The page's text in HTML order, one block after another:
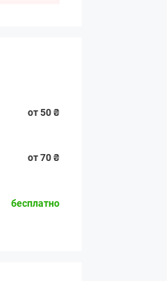
от 50 ₴
от 70 ₴
бесплатно